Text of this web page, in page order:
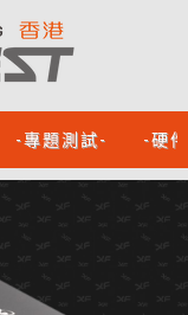
-專題測試- -硬